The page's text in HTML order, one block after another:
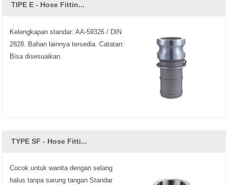
TIPE E - Hose Fittin...
Kelengkapan standar: AA-59326 / DIN
2828. Bahan lainnya tersedia. Catatan:
Bisa disesuaikan.
TYPE SF - Hose Fitti...
Cocok untuk wanita dengan selang
halus tanpa sarung tangan Standar